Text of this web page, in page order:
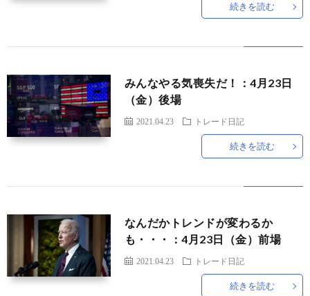
続きを読む
みんなやる気喪失だ！：4月23日
（金）後場
2021.04.23 トレード日記
続きを読む
なんだかトレンドが変わるか
も・・・：4月23日（金）前場
2021.04.23 トレード日記
続きを読む